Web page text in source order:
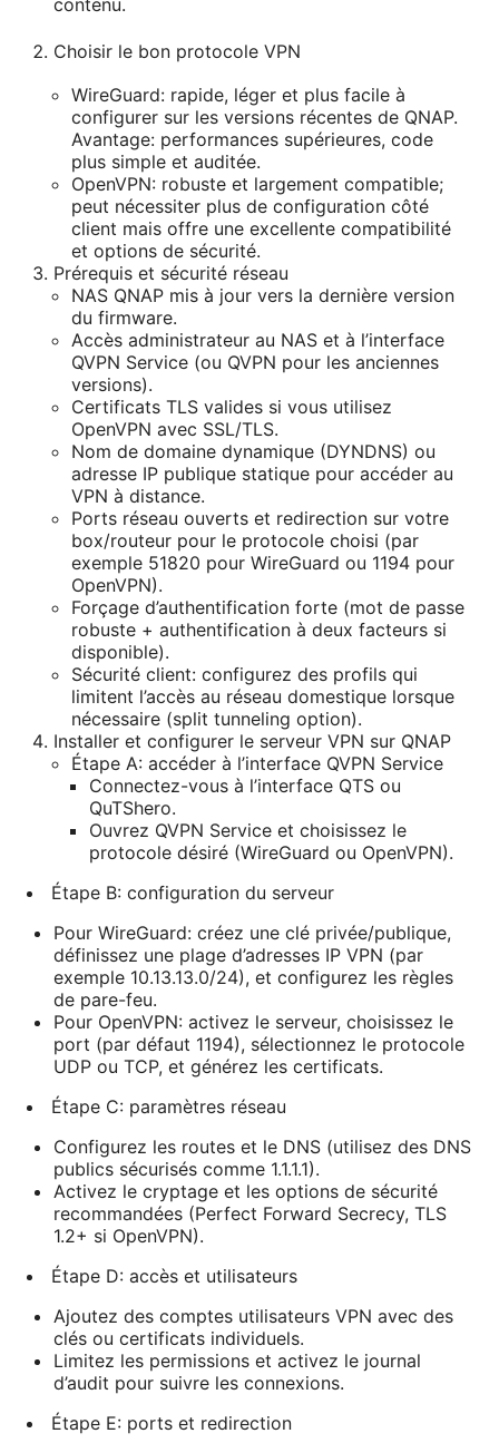
Choisir le bon protocole VPN
WireGuard: rapide, léger et plus facile à
configurer sur les versions récentes de QNAP.
Avantage: performances supérieures, code
plus simple et auditée.
OpenVPN: robuste et largement compatible;
peut nécessiter plus de configuration côté
client mais offre une excellente compatibilité
et options de sécurité.
Prérequis et sécurité réseau
NAS QNAP mis à jour vers la dernière version
du firmware.
Accès administrateur au NAS et à l’interface
QVPN Service (ou QVPN pour les anciennes
versions).
Certificats TLS valides si vous utilisez
OpenVPN avec SSL/TLS.
Nom de domaine dynamique (DYNDNS) ou
adresse IP publique statique pour accéder au
VPN à distance.
Ports réseau ouverts et redirection sur votre
box/routeur pour le protocole choisi (par
exemple 51820 pour WireGuard ou 1194 pour
OpenVPN).
Forçage d’authentification forte (mot de passe
robuste + authentification à deux facteurs si
disponible).
Sécurité client: configurez des profils qui
limitent l’accès au réseau domestique lorsque
nécessaire (split tunneling option).
Installer et configurer le serveur VPN sur QNAP
Étape A: accéder à l’interface QVPN Service
Connectez-vous à l’interface QTS ou
QuTShero.
Ouvrez QVPN Service et choisissez le
protocole désiré (WireGuard ou OpenVPN).
Étape B: configuration du serveur
Pour WireGuard: créez une clé privée/publique,
définissez une plage d’adresses IP VPN (par
exemple 10.13.13.0/24), et configurez les règles
de pare-feu.
Pour OpenVPN: activez le serveur, choisissez le
port (par défaut 1194), sélectionnez le protocole
UDP ou TCP, et générez les certificats.
Étape C: paramètres réseau
Configurez les routes et le DNS (utilisez des DNS
publics sécurisés comme 1.1.1.1).
Activez le cryptage et les options de sécurité
recommandées (Perfect Forward Secrecy, TLS
1.2+ si OpenVPN).
Étape D: accès et utilisateurs
Ajoutez des comptes utilisateurs VPN avec des
clés ou certificats individuels.
Limitez les permissions et activez le journal
d’audit pour suivre les connexions.
Étape E: ports et redirection